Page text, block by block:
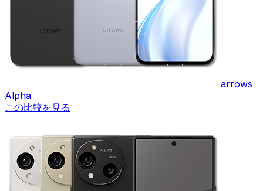
arrows
Alpha
この比較を見る